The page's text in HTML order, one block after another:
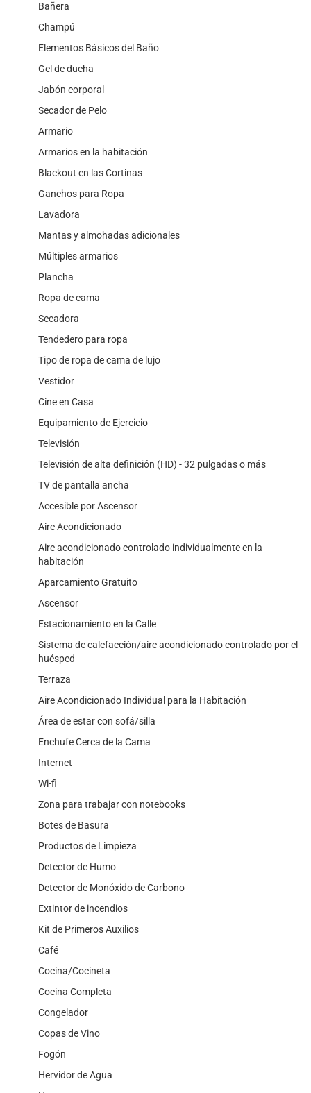
Bañera
Champú
Elementos Básicos del Baño
Gel de ducha
Jabón corporal
Secador de Pelo
Armario
Armarios en la habitación
Blackout en las Cortinas
Ganchos para Ropa
Lavadora
Mantas y almohadas adicionales
Múltiples armarios
Plancha
Ropa de cama
Secadora
Tendedero para ropa
Tipo de ropa de cama de lujo
Vestidor
Cine en Casa
Equipamiento de Ejercicio
Televisión
Televisión de alta definición (HD) - 32 pulgadas o más
TV de pantalla ancha
Accesible por Ascensor
Aire Acondicionado
Aire acondicionado controlado individualmente en la
habitación
Aparcamiento Gratuito
Ascensor
Estacionamiento en la Calle
Sistema de calefacción/aire acondicionado controlado por el
huésped
Terraza
Aire Acondicionado Individual para la Habitación
Área de estar con sofá/silla
Enchufe Cerca de la Cama
Internet
Wi-fi
Zona para trabajar con notebooks
Botes de Basura
Productos de Limpieza
Detector de Humo
Detector de Monóxido de Carbono
Extintor de incendios
Kit de Primeros Auxilios
Café
Cocina/Cocineta
Cocina Completa
Congelador
Copas de Vino
Fogón
Hervidor de Agua